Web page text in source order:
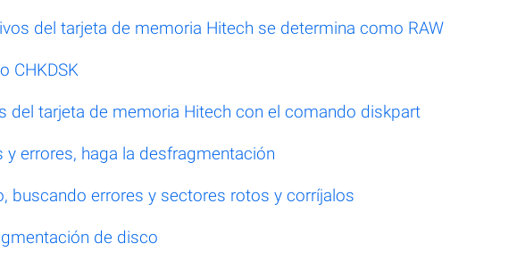
del tarjeta de memoria Hitech se determina como RAW
CHKDSK
del tarjeta de memoria Hitech con el comando diskpart
errores, haga la desfragmentación
buscando errores y sectores rotos y corríjalos
de disco